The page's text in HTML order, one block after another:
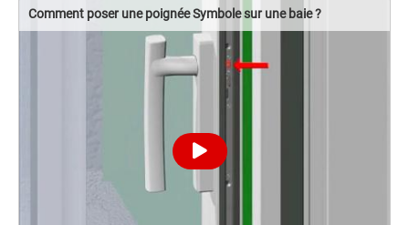
Comment poser une poignée Symbole sur une baie ?